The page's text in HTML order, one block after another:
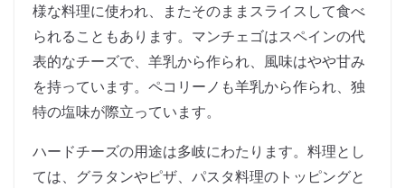
様な料理に使われ、またそのままスライスして食べ
られることもあります。マンチェゴはスペインの代
表的なチーズで、羊乳から作られ、風味はやや甘み
を持っています。ペコリーノも羊乳から作られ、独
特の塩味が際立っています。
ハードチーズの用途は多岐にわたります。料理とし
ては、グラタンやピザ、パスタ料理のトッピングと